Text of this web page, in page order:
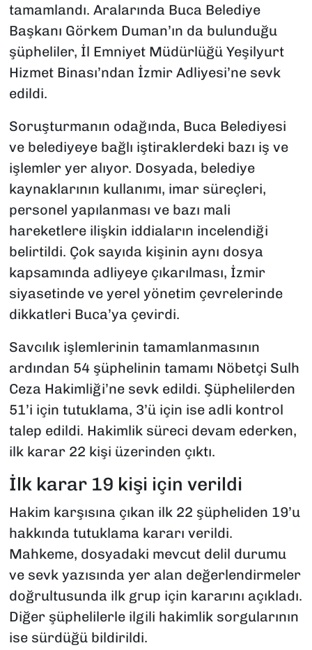
tamamlandı. Aralarında Buca Belediye
Başkanı Görkem Duman’ın da bulunduğu
şüpheliler, İl Emniyet Müdürlüğü Yeşilyurt
Hizmet Binası’ndan İzmir Adliyesi’ne sevk
edildi.
Soruşturmanın odağında, Buca Belediyesi
ve belediyeye bağlı iştiraklerdeki bazı iş ve
işlemler yer alıyor. Dosyada, belediye
kaynaklarının kullanımı, imar süreçleri,
personel yapılanması ve bazı mali
hareketlere ilişkin iddiaların incelendiği
belirtildi. Çok sayıda kişinin aynı dosya
kapsamında adliyeye çıkarılması, İzmir
siyasetinde ve yerel yönetim çevrelerinde
dikkatleri Buca’ya çevirdi.
Savcılık işlemlerinin tamamlanmasının
ardından 54 şüphelinin tamamı Nöbetçi Sulh
Ceza Hakimliği’ne sevk edildi. Şüphelilerden
51’i için tutuklama, 3’ü için ise adli kontrol
talep edildi. Hakimlik süreci devam ederken,
ilk karar 22 kişi üzerinden çıktı.
İlk karar 19 kişi için verildi
Hakim karşısına çıkan ilk 22 şüpheliden 19’u
hakkında tutuklama kararı verildi.
Mahkeme, dosyadaki mevcut delil durumu
ve sevk yazısında yer alan değerlendirmeler
doğrultusunda ilk grup için kararını açıkladı.
Diğer şüphelilerle ilgili hakimlik sorgularının
ise sürdüğü bildirildi.